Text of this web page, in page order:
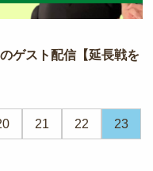
ゲスト配信【延長戦を
21 22 23